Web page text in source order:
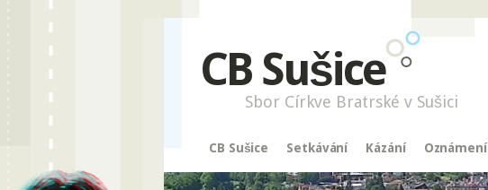
CB Sušice
Sbor Církve Bratrské v Sušici
CB Sušice Setkávání Kázání Oznámení